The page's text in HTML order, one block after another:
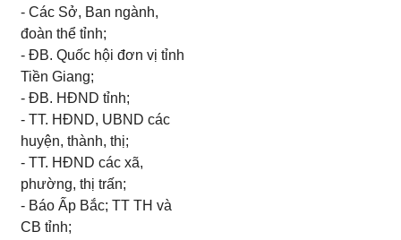
- Các Sở, Ban ngành,
đoàn thể tỉnh;
- ĐB. Quốc hội đơn vị tỉnh
Tiền Giang;
- ĐB. HĐND tỉnh;
- TT. HĐND, UBND các
huyện, thành, thị;
- TT. HĐND các xã,
phường, thị trấn;
- Báo Ấp Bắc; TT TH và
CB tỉnh;